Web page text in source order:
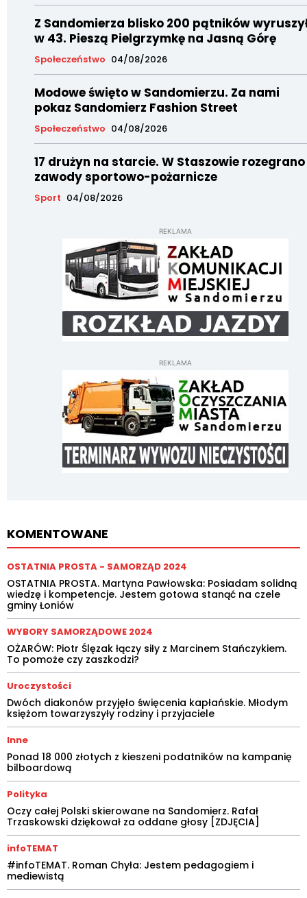
Z Sandomierza blisko 200 pątników
w 43. Pieszą Pielgrzymkę na Jasną Górę
Społeczeństwo 04/08/2026
Modowe święto w Sandomierzu. Za nami
pokaz Sandomierz Fashion Street
Społeczeństwo 04/08/2026
17 drużyn na starcie. W Staszowie rozegrano
zawody sportowo-pożarnicze
Sport 04/08/2026
REKLAMA
REKLAMA
KOMENTOWANE
OSTATNIA PROSTA - SAMORZĄD 2024
OSTATNIA PROSTA. Martyna Pawłowska: Posiadam solidną
wiedzę i kompetencje. Jestem gotowa stanąć na czele
gminy Łoniów
WYBORY SAMORZĄDOWE 2024
OŻARÓW: Piotr Ślęzak łączy siły z Marcinem Stańczykiem.
To pomoże czy zaszkodzi?
Uroczystości
Dwóch diakonów przyjęło święcenia kapłańskie. Młodym
księżom towarzyszyły rodziny i przyjaciele
Inne
Ponad 18 000 złotych z kieszeni podatników na kampanię
bilboardową
Polityka
Oczy całej Polski skierowane na Sandomierz. Rafał
Trzaskowski dziękował za oddane głosy [ZDJĘCIA]
infoTEMAT
#infoTEMAT. Roman Chyła: Jestem pedagogiem i
mediewistą